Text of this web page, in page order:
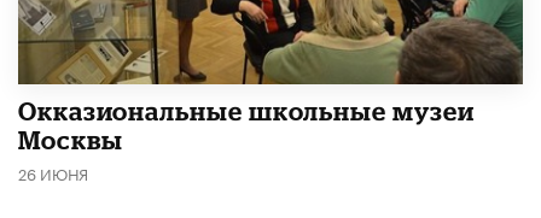
​Окказиональные школьные музеи
Москвы
26 ИЮНЯ